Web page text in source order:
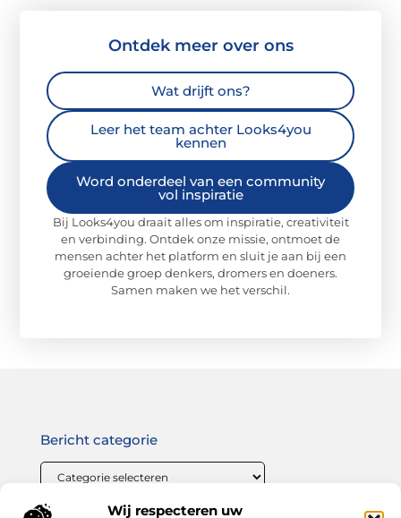
Wij respecteren uw
Ontdek meer over ons
Wat drijft ons?
Leer het team achter Looks4you
kennen
Word onderdeel van een community
vol inspiratie
Bij Looks4you draait alles om inspiratie, creativiteit
en verbinding. Ontdek onze missie, ontmoet de
mensen achter het platform en sluit je aan bij een
groeiende groep denkers, dromers en doeners.
Samen maken we het verschil.
Bericht categorie